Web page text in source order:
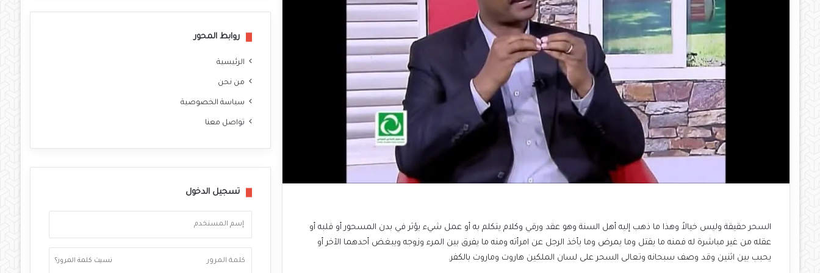
السحر حقيقة وليس خيالاً وهذا ما ذهب إليه أهل السنة وهو عقد ورقي وكلام يتكلم به أو عمل شيء يؤثر في بدن المسحور أو قلبه أو
عقله من غير مباشرة له فمنه ما يقتل وما يمرض وما يأخذ الرجل عن امرأته ومنه ما يفرق بين المرء وزوجه ويبغض أحدهما الآخر أو
يحبب بين اثنين وقد وصف سبحانه وتعالى السحر على لسان الملكين هاروت وماروت بالكفر.
روابط المحور
الرئيسية
من نحن
سياسة الخصوصية
تواصل معنا
تسجيل الدخول
نسيت كلمة المرور؟